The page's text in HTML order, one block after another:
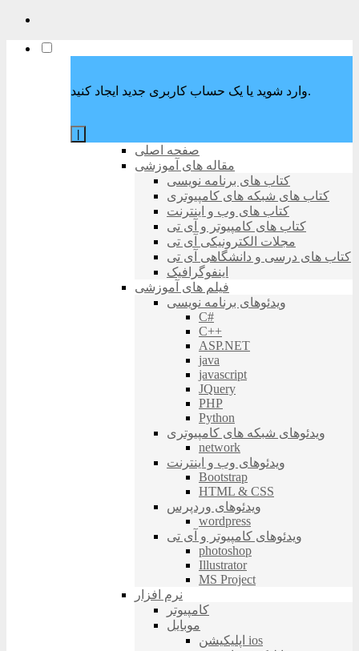
وارد شوید یا یک حساب کاربری جدید ایجاد کنید.
صفحه اصلی
مقاله های آموزشی
کتاب های برنامه نویسی
کتاب های شبکه های کامپیوتری
کتاب های وب و اینترنت
کتاب های کامپیوتر و آی تی
مجلات الکترونیکی آی تی
کتاب های درسی و دانشگاهی آی تی
اینفوگرافیک
فیلم های آموزشی
ویدئوهای برنامه نویسی
C#
C++
ASP.NET
java
javascript
JQuery
PHP
Python
ویدئوهای شبکه های کامپیوتری
network
ویدئوهای وب و اینترنت
Bootstrap
HTML & CSS
ویدئوهای وردپرس
wordpress
ویدئوهای کامپیوتر و آی تی
photoshop
Illustrator
MS Project
نرم افزار
کامپیوتر
موبایل
اپلیکیشن ios